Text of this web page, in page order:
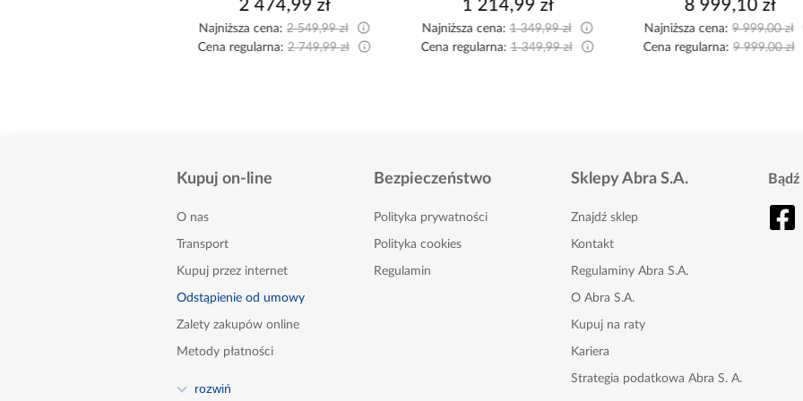
2 474,99 zł
Najniższa cena:2 549,99 zł
Cena regularna:2 749,99 zł
1 214,99 zł
Najniższa cena:1 349,99 zł
Cena regularna:1 349,99 zł
8 999,10 zł
Najniższa cena:9 999,00 zł
Cena regularna:9 999,00 zł
Kupuj on-line
O nas
Transport
Kupuj przez internet
Odstąpienie od umowy
Zalety zakupów online
Metody płatności
rozwiń
Bezpieczeństwo
Polityka prywatności
Polityka cookies
Regulamin
Sklepy Abra S.A.
Znajdź sklep
Kontakt
Regulaminy Abra S.A.
O Abra S.A.
Kupuj na raty
Kariera
Strategia podatkowa Abra S. A.